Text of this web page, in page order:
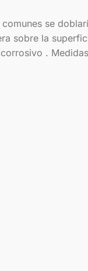
se
sobre la
.